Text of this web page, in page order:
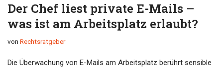
Der Chef liest private E-Mails –
was ist am Arbeitsplatz erlaubt?
von Rechtsratgeber
Die Überwachung von E-Mails am Arbeitsplatz berührt sensible